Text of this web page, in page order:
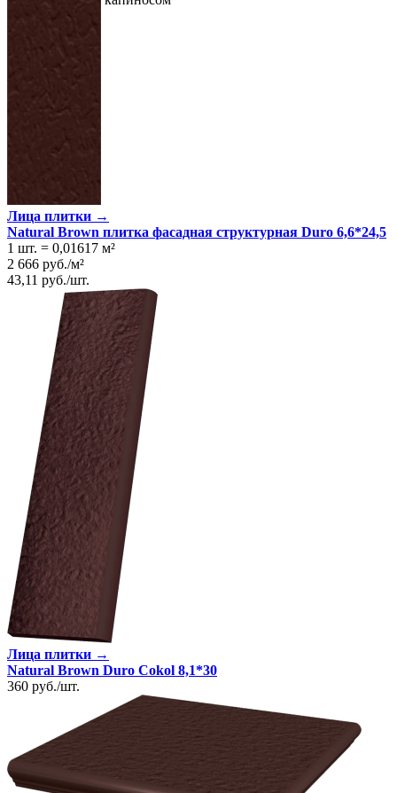
Лица плитки →
Natural Brown плитка фасадная структурная Duro 6,6*24,5
1 шт. = 0,01617 м²
2 666 руб./м²
43,11 руб./шт.
Лица плитки →
Natural Brown Duro Cokol 8,1*30
360 руб./шт.